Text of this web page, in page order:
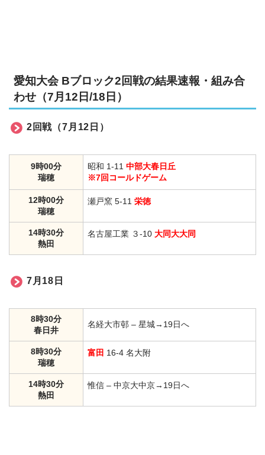
愛知大会 Bブロック2回戦の結果速報・組み合
わせ（7月12日/18日）
2回戦（7月12日）
9時00分
瑞穂
昭和 1-11 中部大春日丘
※7回コールドゲーム
12時00分
瑞穂
瀬戸窯 5-11 栄徳
14時30分
熱田
名古屋工業 ３-10 大同大大同
7月18日
8時30分
春日井
名経大市邨 – 星城→19日へ
8時30分
瑞穂
富田 16-4 名大附
14時30分
熱田
惟信 – 中京大中京→19日へ